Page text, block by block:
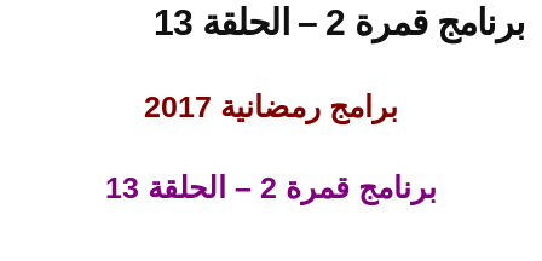
برنامج قمرة 2 – الحلقة 13
برامج رمضانية 2017
برنامج قمرة 2 – الحلقة 13